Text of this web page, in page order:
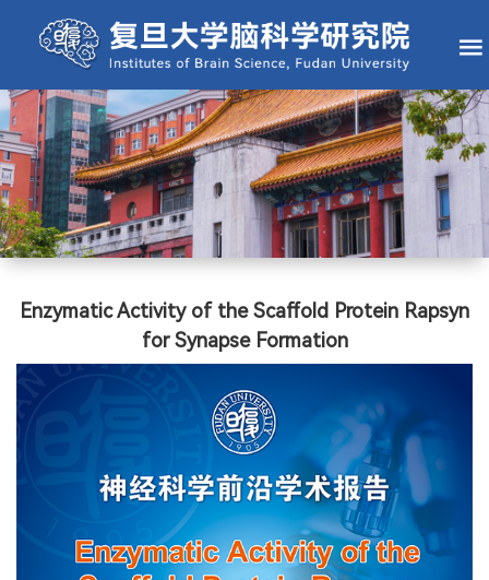
Enzymatic Activity of the Scaffold Protein Rapsyn
for Synapse Formation